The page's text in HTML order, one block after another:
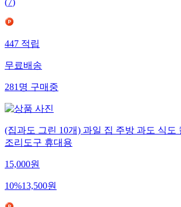
(7)
447적립
무료배송
281명구매중
(집과도 그린 10개) 과일 집 주방 과도 식도
조리도구 휴대용
15,000원
10%13,500원